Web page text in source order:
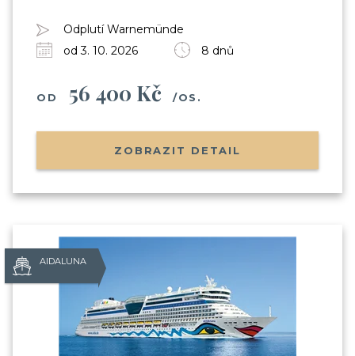
Odplutí Warnemünde
od 3. 10. 2026
8 dnů
OD 56 400 Kč /OS.
ZOBRAZIT DETAIL
AIDALUNA